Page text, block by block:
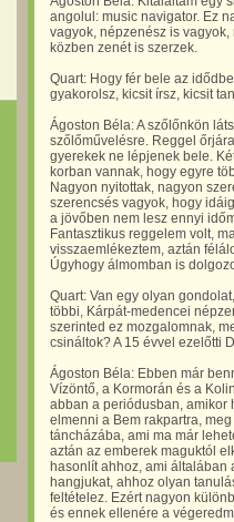
angolul: music navigator. Ez
vagyok, népzenész is
közben zenét is szerzek.
Quart: Hogy fér bele az
gyakorolsz, kicsit írsz, kicsit
Ágoston Béla: A szőlőnkön
szőlőművelésre. Reggel
gyerekek ne lépjenek bele.
korban vannak, hogy egyre
Nagyon nyitottak, nagyon
szerencsés vagyok, hogy
a jövőben nem lesz ennyi
Fantasztikus reggelem volt,
visszaemlékeztem, aztán
Úgyhogy álmomban is
Quart: Van egy olyan
többi, Kárpát-medencei
szerinted ez mozgalomnak,
csináltok? A 15 évvel ezelőtti
Ágoston Béla: Ebben már
Vízöntő, a Kormorán és a
abban a periódusban, amikor
elmenni a Bem rakpartra,
táncházába, ami ma már
aztán az emberek maguktól
hasonlít ahhoz, ami általában
hangjukat, ahhoz olyan
feltételez. Ezért nagyon
és ennek ellenére a